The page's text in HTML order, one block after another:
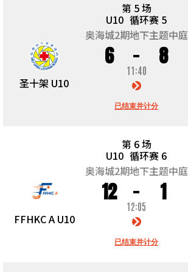
第 5 场
U10 循环赛 5
奥海城2期地下主题中庭
圣十架 U10
6 8
11:40
已结束并计分
第 6 场
U10 循环赛 6
奥海城2期地下主题中庭
FFHKC A U10
12 1
12:05
已结束并计分